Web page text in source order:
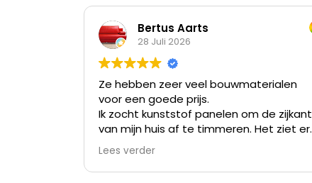
Bertus Aarts
28 Juli 2026
Ze hebben zeer veel bouwmaterialen
voor een goede prijs.
Ik zocht kunststof panelen om de zijkant
van mijn huis af te timmeren. Het ziet er
nu niet meer uit na meer dan 35 jaar en
verven kost me meer tijd dan alles er af
slopen en die kunststof panelen er op
Lees verder